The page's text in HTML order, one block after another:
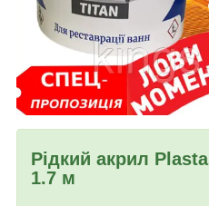
Рідкий акрил
1.7 м